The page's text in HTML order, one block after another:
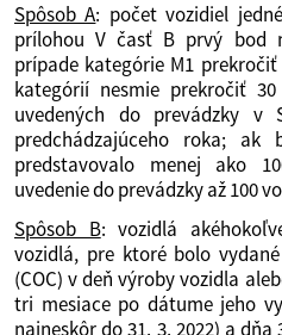
Spôsob A: počet vozidiel
prílohou V časť B prvý bod
prípade kategórie M1
kategórií nesmie prekročiť
uvedených do prevádzky v
predchádzajúceho roka;
predstavovalo menej ako
uvedenie do prevádzky až 100
Spôsob B: vozidlá
vozidlá, pre ktoré bolo
(COC) v deň výroby vozidla
tri mesiace po dátume jeho
najneskôr do 31. 3. 2022) a